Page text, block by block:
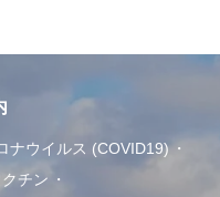
ナウイルス (COVID19)
チン